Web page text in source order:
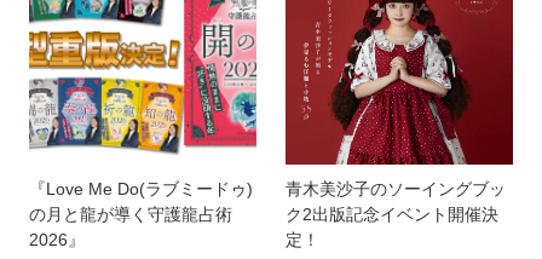
『Love Me Do(ラブミードゥ)
の月と龍が導く守護龍占術
2026』
青木美沙子のソーイングブッ
ク2出版記念イベント開催決
定！